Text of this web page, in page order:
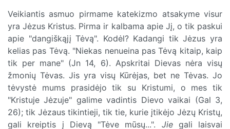
Veikiantis asmuo pirmame katekizmo atsakyme visur
yra Jėzus Kristus. Pirma ir kalbama apie Jį, o tik paskui
apie "dangiškąjį Tėvą". Kodėl? Kadangi tik Jėzus yra
kelias pas Tėvą. "Niekas nenueina pas Tėvą kitaip, kaip
tik per mane" (Jn 14, 6). Apskritai Dievas nėra visų
žmonių Tėvas. Jis yra visų Kūrėjas, bet ne Tėvas. Jo
tėvystė mums prasidėjo tik su Kristumi, o mes tik
"Kristuje Jėzuje" galime vadintis Dievo vaikai (Gal 3,
26); tik Jėzaus tikintieji, tik tie, kurie įtikėjo Jėzų Kristų,
gali kreiptis į Dievą "Tėve mūsų...". Jiegali laisvai